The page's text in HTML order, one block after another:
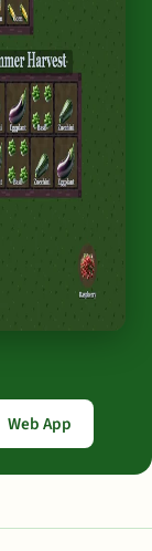
Web App